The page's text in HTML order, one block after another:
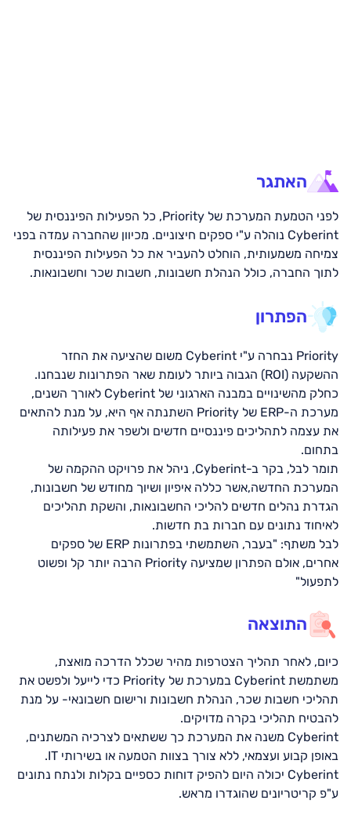
והונאה מקוונת. פתרונות אלה משלבים איומים מודיעיניים, יחד עם
אופטימלית על הנכסים הדיגיטליים שלהם. המערכת של
Cybernet מאפשרת זיהוי איומי סייבר, עוד במהלך התפתחותם
כשיח ראשוני באינטרנט או ב-Dark web, ומאפשרת לצוותים
לחשוף את כל הסיכונים הדיגיטליים- הידועים והבלתי ידועים-עוד
הטכנולוגית שלהם מוטמעת בארגונים רבים ברחבי העולם,כולל
מניעה ותיקון של הונאות, פישינג, תוכנות כופר, דליפות
מידע,פגיעות חיצוניות ועוד- הכל כדי להבטיח הגנה חיצונית
מתמשכת מפני איומי סייבר.
האתגר
לפני הטמעת המערכת של Priority, כל הפעילות הפיננסית של
Cyberint נוהלה ע"י ספקים חיצוניים. מכיוון שהחברה עמדה בפני
צמיחה משמעותית, הוחלט להעביר את כל הפעילות הפיננסית
לתוך החברה, כולל הנהלת חשבונות, חשבות שכר וחשבונאות.
הפתרון
Priority נבחרה ע"י Cyberint משום שהציעה את החזר
ההשקעה (ROI) הגבוה ביותר לעומת שאר הפתרונות שנבחנו.
כחלק מהשינויים במבנה הארגוני של Cyberint לאורך השנים,
מערכת ה-ERP של Priority השתנתה אף היא, על מנת להתאים
את עצמה לתהליכים פיננסיים חדשים ולשפר את פעילותה
בתחום.
תומר לבל, בקר ב-Cyberint, ניהל את פרויקט ההקמה של
המערכת החדשה,אשר כללה איפיון ושיוך מחודש של חשבונות,
הגדרת נהלים חדשים להליכי החשבונאות, והשקת תהליכים
לאיחוד נתונים עם חברות בת חדשות.
לבל משתף: "בעבר, השתמשתי בפתרונות ERP של ספקים
אחרים, אולם הפתרון שמציעה Priority הרבה יותר קל ופשוט
לתפעול"
התוצאה
כיום, לאחר תהליך הצטרפות מהיר שכלל הדרכה מואצת,
משתמשת Cyberint במערכת של Priority כדי לייעל ולפשט את
תהליכי חשבות שכר, הנהלת חשבונות ורישום חשבונאי- על מנת
להבטיח תהליכי בקרה מדויקים.
Cyberint משנה את המערכת כך ששתאים לצרכיה המשתנים,
באופן קבוע ועצמאי, ללא צורך בצוות הטמעה או בשירותי IT.
Cyberint יכולה היום להפיק דוחות כספיים בקלות ולנתח נתונים
ע"פ קריטריונים שהוגדרו מראש.